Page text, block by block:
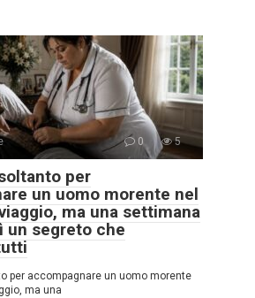
0 5
per
un uomo morente nel
ma una settimana
un segreto che
per accompagnare un uomo morente
ma una